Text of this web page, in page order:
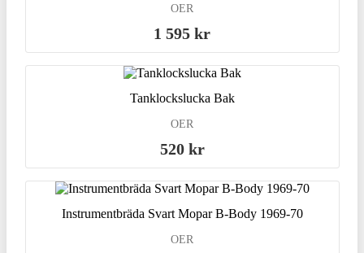
OER
1 595 kr
Tanklockslucka Bak
OER
520 kr
Instrumentbräda Svart Mopar B-Body 1969-70
OER